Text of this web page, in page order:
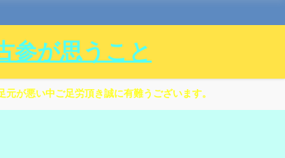
参が思うこと
が悪い中ご足労頂き誠に有難うございます。